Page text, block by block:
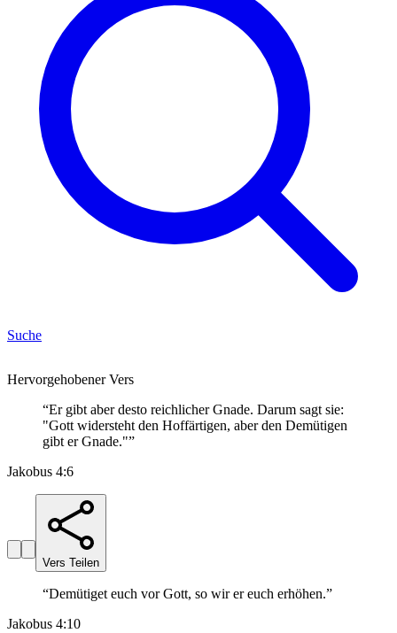
Suche
Hervorgehobener Vers
“Er gibt aber desto reichlicher Gnade. Darum sagt sie:
"Gott widersteht den Hoffärtigen, aber den Demütigen
gibt er Gnade."”
Jakobus 4:6
Vers Teilen
“Demütiget euch vor Gott, so wir er euch erhöhen.”
Jakobus 4:10